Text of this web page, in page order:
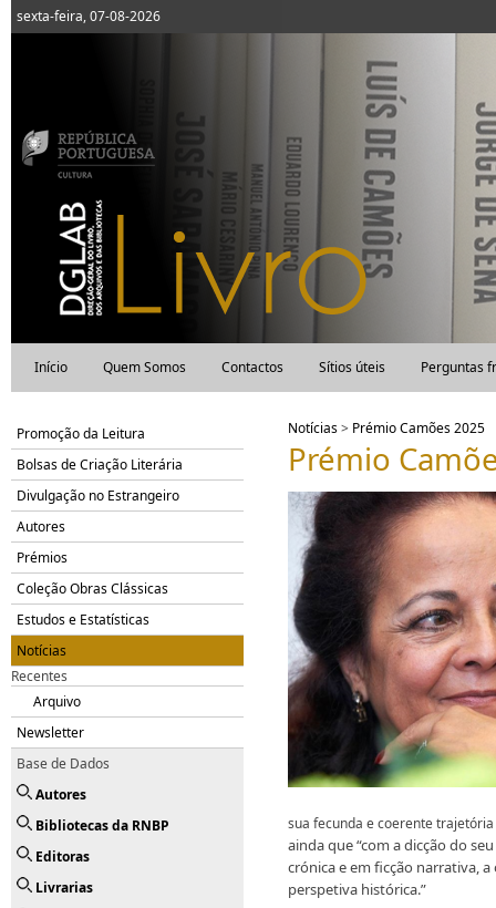
sexta-feira, 07-08-2026
Início Quem Somos Contactos Sítios úteis Perguntas
Promoção da Leitura
Bolsas de Criação Literária
Divulgação no Estrangeiro
Autores
Prémios
Coleção Obras Clássicas
Estudos e Estatísticas
Notícias
Recentes
Arquivo
Newsletter
Base de Dados
Autores
Bibliotecas da RNBP
Editoras
Livrarias
Notícias> Prémio Camões 2025
Prémio
sua fecunda e coerente
ainda que“com a dicção do
crónica e em ficção narrativa,
perspetiva histórica.”